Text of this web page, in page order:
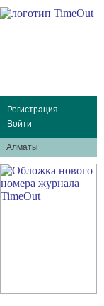
Регистрация
Войти
Алматы